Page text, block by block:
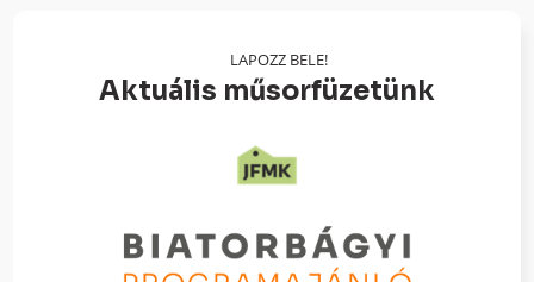
LAPOZZ BELE!
Aktuális műsorfüzetünk